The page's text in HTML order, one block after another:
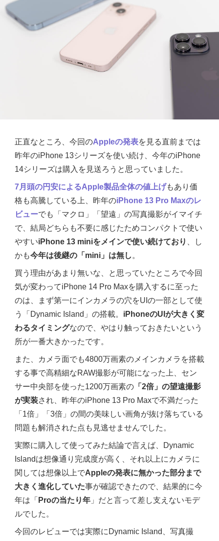
正直なところ、今回のAppleの発表を見る直前までは
昨年のiPhone 13シリーズを使い続け、今年のiPhone
14シリーズは購入を見送ろうと思っていました。
7月頭の円安によるApple製品全体の値上げもあり価
格も高騰している上、昨年のiPhone 13 Pro Maxのレ
ビューでも「マクロ」「望遠」の写真撮影がイマイチ
で、結局どちらも不要に感じたためコンパクトで使い
やすいiPhone 13 miniをメインで使い続けており
、し
かも今年は後継の「mini」は無し 。
買う理由があまり無いな、と思っていたところで今回
気が変わってiPhone 14 Pro Maxを購入するに至った
のは、まず第一にインカメラの穴をUIの一部として使
う「Dynamic Island」の搭載。 iPhoneのUIが大きく変
わるタイミングなので、やはり触っておきたいという
所が一番大きかったです。
また、カメラ面でも4800万画素のメインカメラを搭載
する事で高精細なRAW撮影が可能になった上、セン
サー中央部を使った1200万画素の 「2倍」の望遠撮影
が実装され、昨年のiPhone 13 Pro Maxで不満だった
「1倍」「3倍」の間の美味しい画角が抜け落ちている
問題も解消された点も見逃せませんでした。
実際に購入して使ってみた結論で言えば、Dynamic
Islandは想像通り完成度が高く、それ以上にカメラに
関しては想像以上でAppleの発表に無かった部分まで
大きく進化していた事が確認できたので、結果的に今
年は「 Proの当たり年 」だと言って差し支えないモデ
ルでした。
今回のレビューでは実際にDynamic Island、写真撮